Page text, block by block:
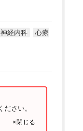
神経内科
心療
さい。
×閉じる